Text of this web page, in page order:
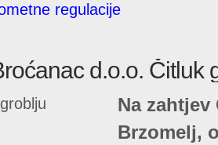
regulacije
d.o.o. Čitluk
Na
Brzomelj,